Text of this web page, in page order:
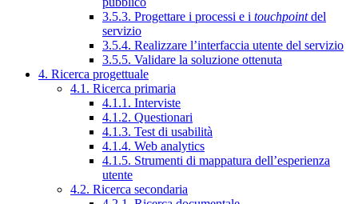
3.5.3. Progettare i processi e i touchpointdel
servizio
3.5.4. Realizzare l’interfaccia utente del servizio
3.5.5. Validare la soluzione ottenuta
4. Ricerca progettuale
4.1. Ricerca primaria
4.1.1. Interviste
4.1.2. Questionari
4.1.3. Test di usabilità
4.1.4. Web analytics
4.1.5. Strumenti di mappatura dell’esperienza
utente
4.2. Ricerca secondaria